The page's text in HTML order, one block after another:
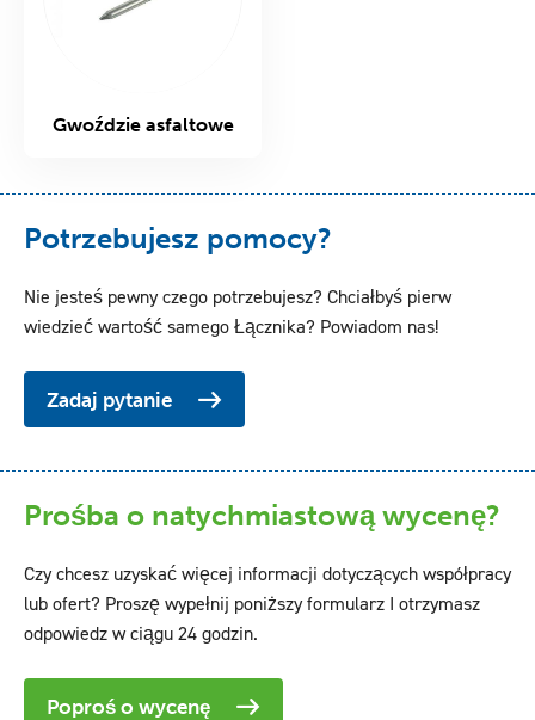
Gwoździe asfaltowe
Potrzebujesz pomocy?
Nie jesteś pewny czego potrzebujesz? Chciałbyś pierw
wiedzieć wartość samego Łącznika? Powiadom nas!
Zadaj pytanie
Prośba o natychmiastową wycenę?
Czy chcesz uzyskać więcej informacji dotyczących współpracy
lub ofert? Proszę wypełnij poniższy formularz I otrzymasz
odpowiedz w ciągu 24 godzin.
Poproś o wycenę